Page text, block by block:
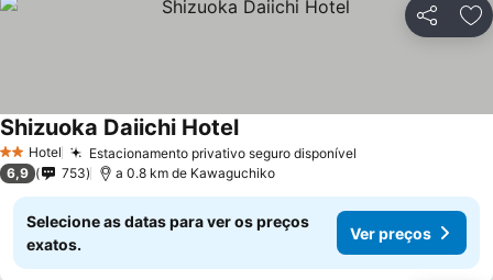
Partilhar
2 Estrelas
Hotel Estacionamento privativo seguro disponível
Shizuoka Daiichi Hotel
6,9 753 a 0.8 km de Kawaguchiko
Selecione as datas para ver os preços
exatos.
Ver preços